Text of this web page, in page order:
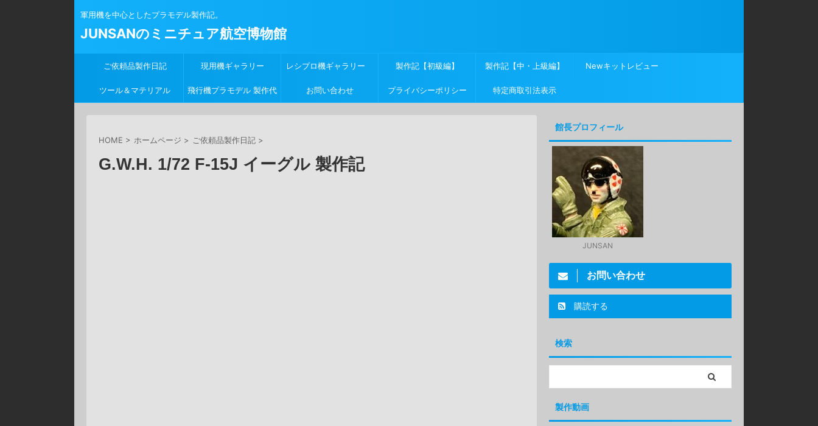
軍用機を中心としたプラモデル製作記。
JUNSANのミニチュア航空博物館
ご依頼品製作日記 現用機ギャラリー レシプロ機ギャラリー 製作記【初級編】 製作記【中・上級編】 Newキットレビュー
ツール＆マテリアル 飛行機プラモデル 製作代 お問い合わせ プライバシーポリシー 特定商取引法表示
HOME > ホームページ > ご依頼品製作日記 >
G.W.H. 1/72 F-15J イーグル 製作記
館長プロフィール
JUNSAN
お問い合わせ
購読する
検索
製作動画